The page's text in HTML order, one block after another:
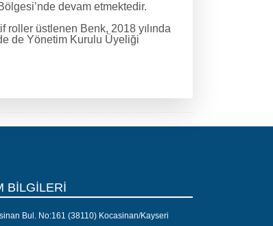
devam etmektedir.
roller üstlenen Benk, 2018 yılında
de Yönetim Kurulu Üyeliği
BİLGİLERİ
Bul. No:161 (38110) Kocasinan/Kayseri